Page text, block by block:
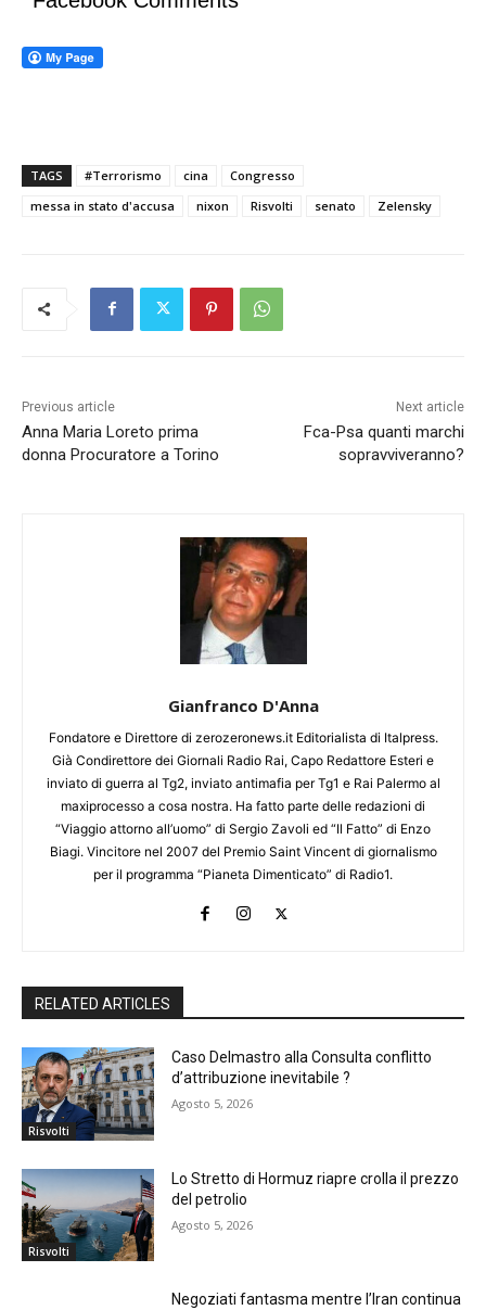
TAGS #Terrorismo cina
Congresso
messa in stato d'accusa
nixon Risvolti senato Zelensky
Previous article
Anna Maria Loreto prima
donna Procuratore a Torino
Next article
Fca-Psa quanti marchi
sopravviveranno?
Gianfranco D'Anna
Fondatore e Direttore di zerozeronews.it Editorialista di Italpress.
Già Condirettore dei Giornali Radio Rai, Capo Redattore Esteri e
inviato di guerra al Tg2, inviato antimafia per Tg1 e Rai Palermo al
maxiprocesso a cosa nostra. Ha fatto parte delle redazioni di
“Viaggio attorno all’uomo” di Sergio Zavoli ed “Il Fatto” di Enzo
Biagi. Vincitore nel 2007 del Premio Saint Vincent di giornalismo
per il programma “Pianeta Dimenticato” di Radio1.
RELATED ARTICLES
Risvolti
Caso Delmastro alla Consulta conflitto
d’attribuzione inevitabile ?
Agosto 5, 2026
Risvolti
Lo Stretto di Hormuz riapre crolla il prezzo
del petrolio
Agosto 5, 2026
Negoziati fantasma mentre l’Iran continua